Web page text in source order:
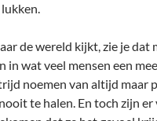
de wereld kijkt, zie je dat
in wat veel mensen een
noemen van altijd maar
te halen. En toch zijn er